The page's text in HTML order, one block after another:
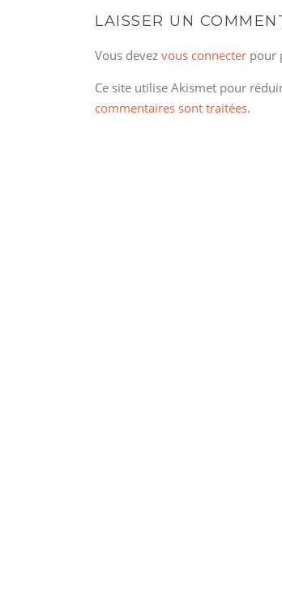
LAISSER UN
Vous devez vous connecter pour
Ce site utilise Akismet pour
commentaires sont traitées.